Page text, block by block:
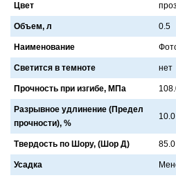
Цвет
Объем, л 0.5
Наименование
Светится в темноте нет
Прочность при изгибе, МПа
Разрывное удлинение (Предел
прочности), %
Твердость по Шору, (Шор Д)
Усадка